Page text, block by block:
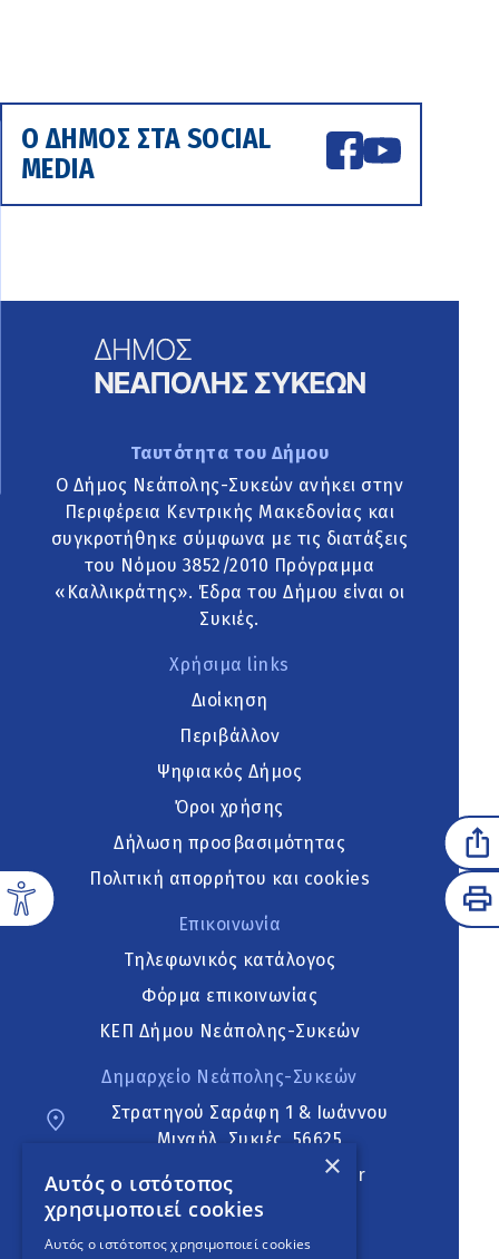
Ο ΔΗΜΟΣ ΣΤΑ SOCIAL
MEDIA
Ταυτότητα του Δήμου
Ο Δήμος Νεάπολης-Συκεών ανήκει στην
Περιφέρεια Κεντρικής Μακεδονίας και
συγκροτήθηκε σύμφωνα με τις διατάξεις
του Νόμου 3852/2010 Πρόγραμμα
«Καλλικράτης». Έδρα του Δήμου είναι οι
Συκιές.
Χρήσιμα links
Διοίκηση
Περιβάλλον
Ψηφιακός Δήμος
Όροι χρήσης
Δήλωση προσβασιμότητας
Πολιτική απορρήτου και cookies
Επικοινωνία
Τηλεφωνικός κατάλογος
Φόρμα επικοινωνίας
ΚΕΠ Δήμου Νεάπολης-Συκεών
Δημαρχείο Νεάπολης-Συκεών
Στρατηγού Σαράφη 1 & Ιωάννου
Μιχαήλ, Συκιές, 56625
neapoli.sykies@ddt.gov.gr
Ακολουθήστε
×
Αυτός ο ιστότοπος
χρησιμοποιεί cookies
Αυτός ο ιστότοπος χρησιμοποιεί cookies